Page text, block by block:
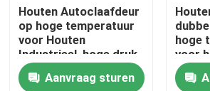
Fabriekstocht
Kwaliteitscontrole
Houten Autoclaafdeur
op hoge temperatuur
voor Houten
Industrieel, hoge druk
en hoog - kwaliteit
Aanvraag sturen
hoge
voor